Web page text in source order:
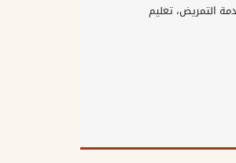
التمريض، تعليم